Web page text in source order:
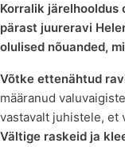
Korralik järelhooldus
pärast juureravi
olulised nõuanded,
Võtke ettenähtud
määranud
vastavalt juhistele, et
Vältige raskeid ja